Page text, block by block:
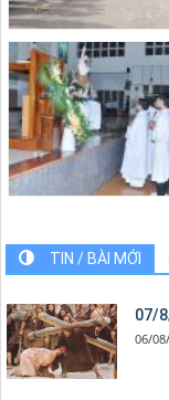
TIN / BÀI MỚI
07/
06/